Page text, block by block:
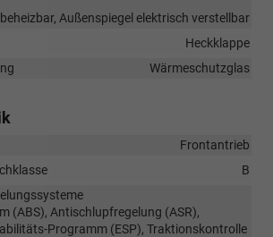
Außenspiegel elektrisch verstellbar
Heckklappe
Wärmeschutzglas
Frontantrieb
B
(ABS), Antischlupfregelung (ASR),
Programm (ESP), Traktionskontrolle